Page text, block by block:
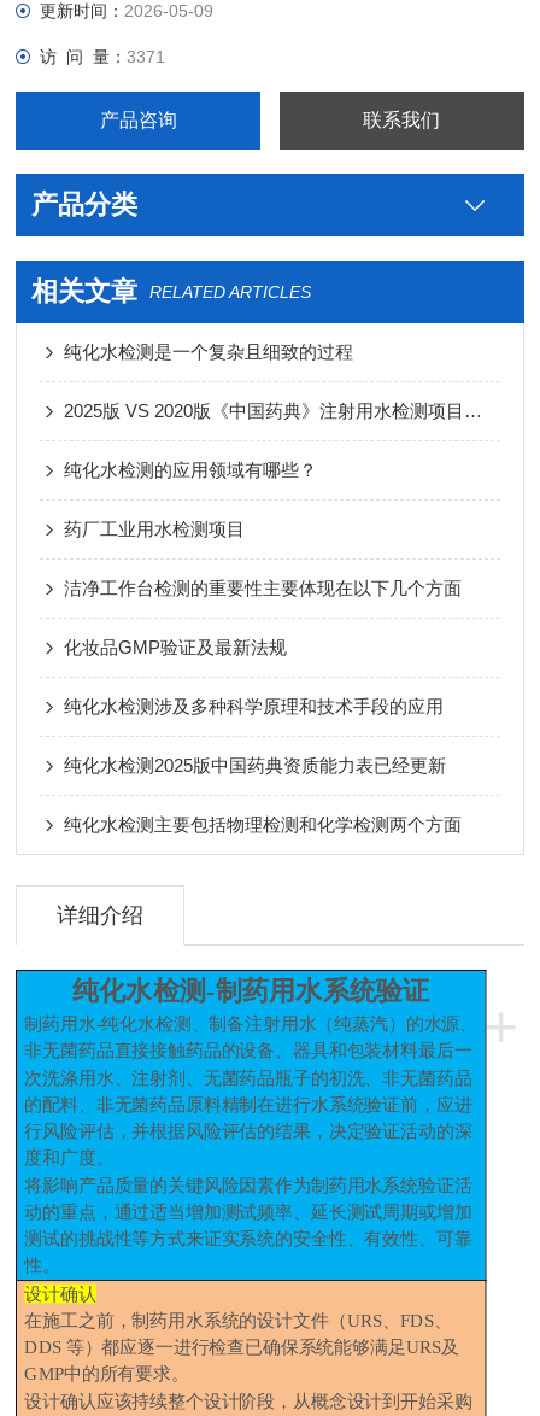
更新时间： 2026-05-09
访 问 量：3371
产品咨询 联系我们
产品分类
相关文章 RELATED ARTICLES
纯化水检测是一个复杂且细致的过程
2025版 VS 2020版《中国药典》注射用水检测项目对比
纯化水检测的应用领域有哪些？
药厂工业用水检测项目
洁净工作台检测的重要性主要体现在以下几个方面
化妆品GMP验证及最新法规
纯化水检测涉及多种科学原理和技术手段的应用
纯化水检测2025版中国药典资质能力表已经更新
纯化水检测主要包括物理检测和化学检测两个方面
详细介绍
+
纯化水检测-制药用水系统验证
制药用水-纯化水检测、制备注射用水（纯蒸汽）的水源、
非无菌药品直接接触药品的设备、器具和包装材料最后一
次洗涤用水、注射剂、无菌药品瓶子的初洗、非无菌药品
的配料、非无菌药品原料精制在进行水系统验证前，应进
行风险评估，并根据风险评估的结果，决定验证活动的深
度和广度。
将影响产品质量的关键风险因素作为制药用水系统验证活
动的重点，通过适当增加测试频率、延长测试周期或增加
测试的挑战性等方式来证实系统的安全性、有效性、可靠
性。
设计确认
在施工之前，制药用水系统的设计文件（URS 、FDS
DDS等）都应逐一进行检查已确保系统能够满足URS及
GMP中的所有要求。
设计确认应该持续整个设计阶段，从概念设计到开始采购